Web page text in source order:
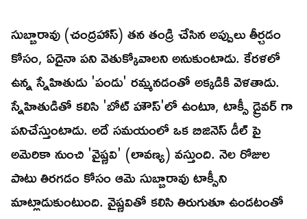
సుబ్బారావు (చంద్రహాస్) తన తండ్రి చేసిన అప్పులు తీర్చడం
కోసం, ఏదైనా పని వెతుక్కోవాలని అనుకుంటాడు. కేరళలో
ఉన్న స్నేహితుడు 'పండు' రమ్మనడంతో అక్కడికి వెళతాడు.
స్నేహితుడితో కలిసి 'బోట్ హౌస్'లో ఉంటూ, టాక్సీ డ్రైవర్ గా
పనిచేస్తుంటాడు. అదే సమయంలో ఒక బిజినెస్ డీల్ పై
అమెరికా నుంచి 'వైష్ణవి' (లావణ్య) వస్తుంది. నెల రోజుల
పాటు తిరగడం కోసం ఆమె సుబ్బారావు టాక్సీని
మాట్లాడుకుంటుంది. వైష్ణవితో కలిసి తిరుగుతూ ఉండటంతో